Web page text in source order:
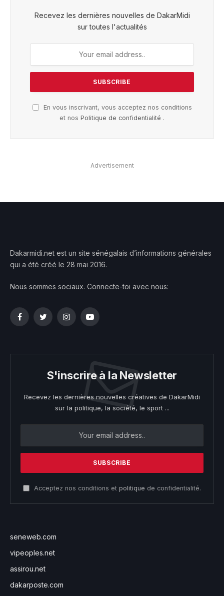
Recevez les dernières nouvelles de DakarMidi
sur toutes l'actualités
En vous inscrivant, vous acceptez nos conditions
et nos Politique de confidentialité .
Advertisement
Dakarmidi.net est un site sénégalais d’informations générales
qui a été créé le 28 mai 2016.
Nous sommes sociaux. Connecte-toi avec nous:
FacebookTwitterInstagramYouTube
S'inscrire à la Newsletter
Recevez les dernières nouvelles créatives de DakarMidi
sur la politique, la société, le sport ...
Acceptez nos conditions et politique de confidentialité.
seneweb.com
vipeoples.net
assirou.net
dakarposte.com